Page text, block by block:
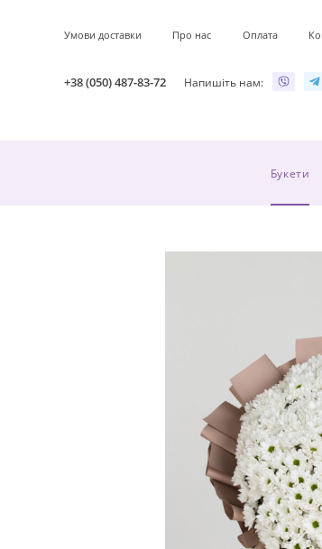
Умови доставки Про нас Оплата
+38 (050) 487-83-72 Напишіть нам:
Букети